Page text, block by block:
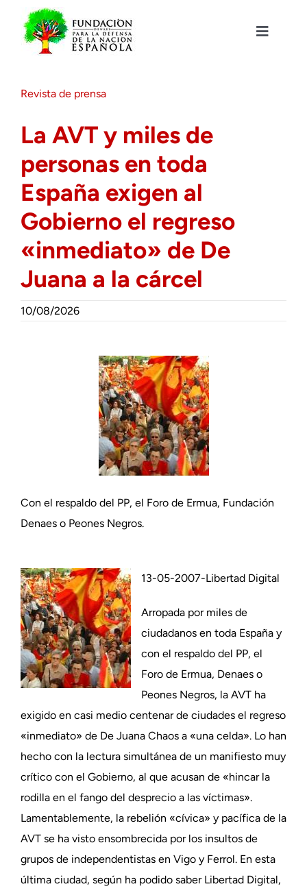
contenido
Toggle
Actualidad
Actividades
Colabora
Revista de prensa
La AVT y miles de
personas en toda
España exigen al
Gobierno el regreso
«inmediato» de De
Juana a la cárcel
10/08/2026
Con el respaldo del PP, el Foro de Ermua, Fundación
Denaes o Peones Negros.
13-05-2007-Libertad Digital
Arropada por miles de
ciudadanos en toda España y
con el respaldo del PP, el
Foro de Ermua, Denaes o
Peones Negros, la AVT ha
exigido en casi medio centenar de ciudades el regreso
«inmediato» de De Juana Chaos a «una celda». Lo han
hecho con la lectura simultánea de un manifiesto muy
crítico con el Gobierno, al que acusan de «hincar la
rodilla en el fango del desprecio a las víctimas».
Lamentablemente, la rebelión «cívica» y pacífica de la
AVT se ha visto ensombrecida por los insultos de
grupos de independentistas en Vigo y Ferrol. En esta
última ciudad, según ha podido saber Libertad Digital,